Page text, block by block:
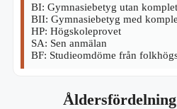
BI: Gymnasiebetyg utan
BII: Gymnasiebetyg med
HP: Högskoleprovet
SA: Sen anmälan
BF: Studieomdöme från